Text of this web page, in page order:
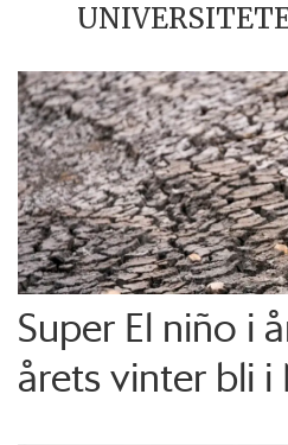
Super El niño i
årets vinter bli i